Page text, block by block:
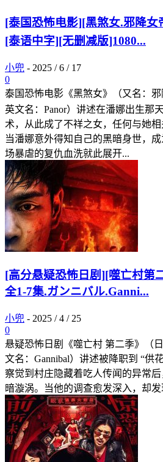
[泰国恐怖电影][黑煞女.邪降
[泰语中字][无删减版]1080...
小兜 - 2025 / 6 / 17
0
泰国恐怖电影《黑煞女》（又名：
英文名：Panor）讲述在潘娜出生那
术，从此成了不祥之女，任何与她相
当潘娜意外得知自己的黑暗身世，
场暴虐的复仇血洗就此展开...
[高分悬疑恐怖日剧][噬亡村第
全1-7集.ガンニバル.Ganni...
小兜 - 2025 / 4 / 25
0
悬疑恐怖日剧《噬亡村 第二季》（
文名：Gannibal）讲述被降职到 “供
察觉到村庄隐藏着吃人传闻的异常
暗漩涡。当他的调查愈发深入，却发